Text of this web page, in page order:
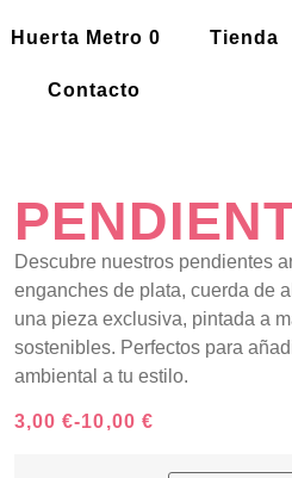
Huerta Metro 0 Tienda
Contacto
Descubre nuestros pendientes
enganches de plata, cuerda de
una pieza exclusiva, pintada a
sostenibles. Perfectos para
ambiental a tu estilo.
3,00€-10,00 €